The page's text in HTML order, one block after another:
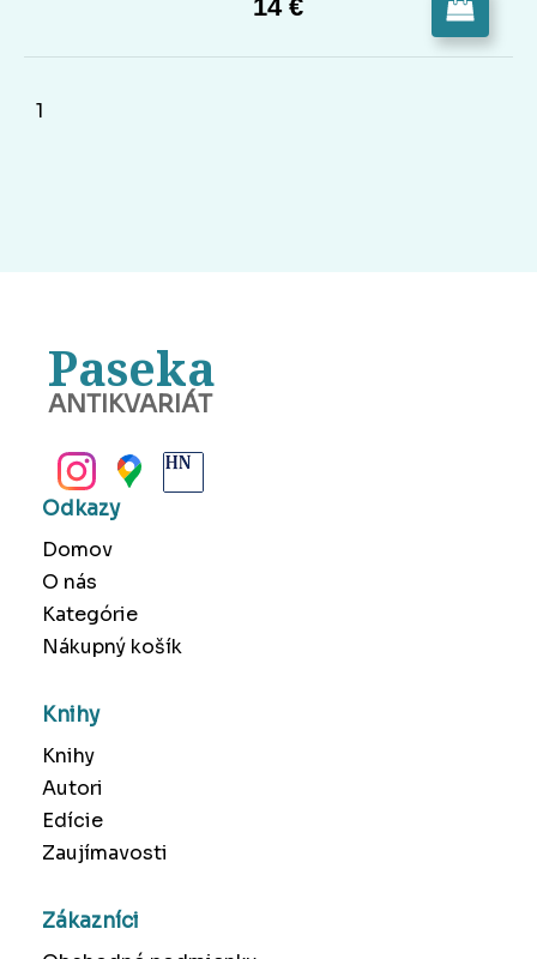
14 €
1
Paseka
ANTIKVARIÁT
Odkazy
Domov
O nás
Kategórie
Nákupný košík
Knihy
Knihy
Autori
Edície
Zaujímavosti
Zákazníci